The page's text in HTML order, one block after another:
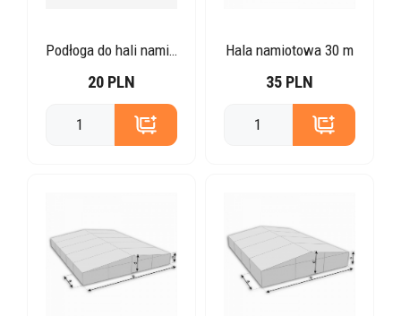
Podłoga do hali namiotowej – 1 m
20 PLN
Hala namiotowa 30 m
35 PLN